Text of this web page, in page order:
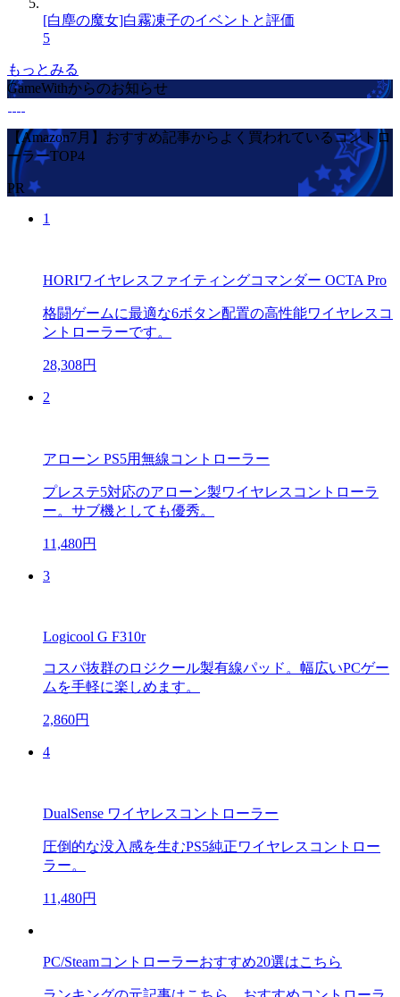
[白塵の魔女]白霧凍子のイベントと評価
5
もっとみる
GameWithからのお知らせ
【Amazon7月】おすすめ記事からよく買われているコントロ
ーラーTOP4
PR
1
HORIワイヤレスファイティングコマンダー OCTA Pro
格闘ゲームに最適な6ボタン配置の高性能ワイヤレスコ
ントローラーです。
28,308円
2
アローン PS5用無線コントローラー
プレステ5対応のアローン製ワイヤレスコントローラ
ー。サブ機としても優秀。
11,480円
3
Logicool G F310r
コスパ抜群のロジクール製有線パッド。幅広いPCゲー
ムを手軽に楽しめます。
2,860円
4
DualSense ワイヤレスコントローラー
圧倒的な没入感を生むPS5純正ワイヤレスコントロー
ラー。
11,480円
PC/Steamコントローラーおすすめ20選はこちら